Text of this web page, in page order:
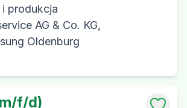
i produkcja
AG & Co. KG,
Oldenburg
f/d)